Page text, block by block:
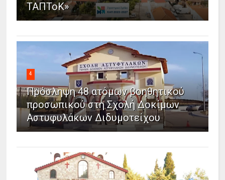
ΤΑΠΤοΚ»
4
Πρόσληψη 48 ατόμων βοηθητικού
προσωπικού στη Σχολή Δοκίμων
Αστυφυλάκων Διδυμοτείχου